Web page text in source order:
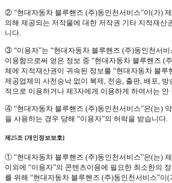
② “현대자동차 블루핸즈 (주)동인천서비스”이(가)
의해 제공되는 저작물에 대한 저작권 기타 지적재산
니다.
③ “이용자”는 “현대자동차 블루핸즈 (주)동인천서
이용함으로써 얻은 정보 중 “현대자동차 블루핸즈 (
체에 지적재산권이 귀속된 정보를 “현대자동차 블루
제공업체의 사전승낙 없이 복제, 전송, 출판, 배포,
적으로 이용하거나 제3자에게 이용하게 하여서는 안
④ “현대자동차 블루핸즈 (주)동인천서비스”은(는)
을 사용하는 경우 당해 “이용자”의 허락을 받습니다.
제25조 [개인정보보호]
① “현대자동차 블루핸즈 (주)동인천서비스”은(는)
이외에 “이용자”의 콘텐츠이용에 필요한 최소한의
를 위해 “현대자동차 블루핸즈 (주)동인천서비스”이